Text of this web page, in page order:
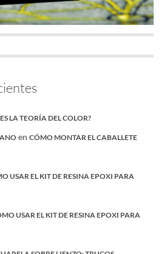
LA TEORÍA DEL COLOR?
enCÓMO MONTAR EL CABALLETE
USAR EL KIT DE RESINA EPOXI PARA
USAR EL KIT DE RESINA EPOXI PARA